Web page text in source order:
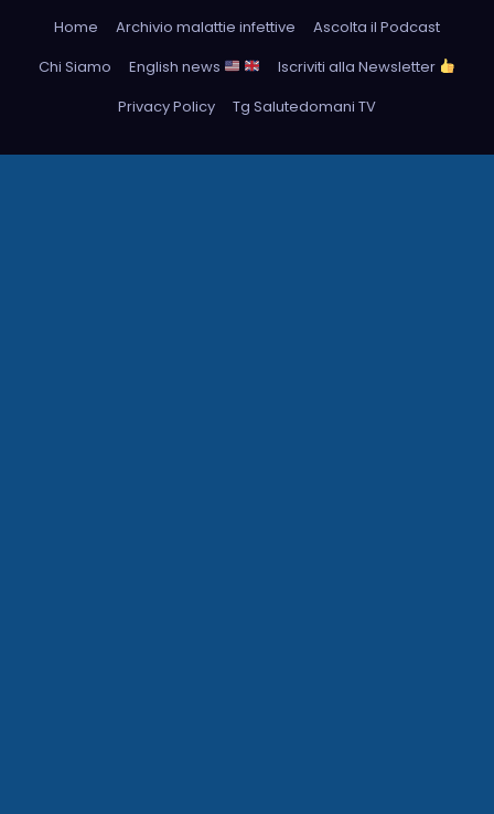
Home Archivio malattie infettive
Ascolta il Podcast
Chi Siamo
English news
Iscriviti alla Newsletter
Privacy Policy
Tg Salutedomani TV